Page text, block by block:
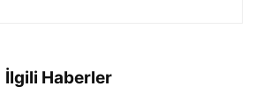
İlgili Haberler